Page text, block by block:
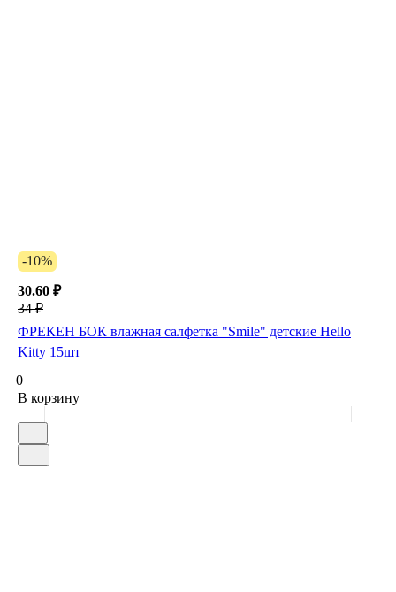
-10%
30.60 ₽
34 ₽
ФРЕКЕН БОК влажная салфетка "Smile" детские Hello
Kitty 15шт
0
В корзину